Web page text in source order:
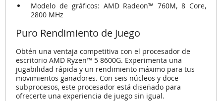
Modelo de gráficos: AMD Radeon™ 760M, 8 Core,
2800 MHz
Puro Rendimiento de Juego
Obtén una ventaja competitiva con el procesador de
escritorio AMD Ryzen™ 5 8600G. Experimenta una
jugabilidad rápida y un rendimiento máximo para tus
movimientos ganadores. Con seis núcleos y doce
subprocesos, este procesador está diseñado para
ofrecerte una experiencia de juego sin igual.